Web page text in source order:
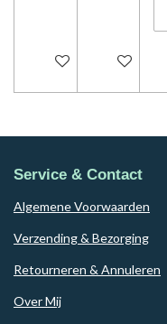
In winkelwagenHoud mij
Service & Contact
Algemene Voorwaarden
Verzending & Bezorging
Retourneren & Annuleren
Over Mij